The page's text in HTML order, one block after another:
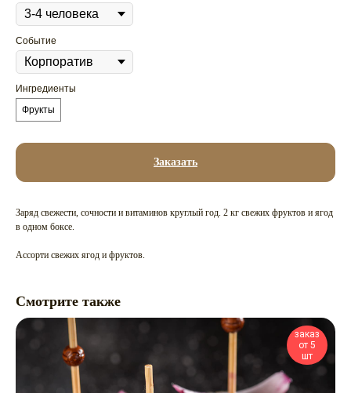
Событие
Ингредиенты
Фрукты
Заказать
Заряд свежести, сочности и витаминов круглый год. 2 кг свежих фруктов и ягод
в одном боксе.
Ассорти свежих ягод и фруктов.
Смотрите также
заказ
от 5
шт